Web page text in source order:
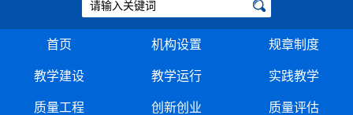
首页 机构设置 规章制度
教学建设 教学运行 实践教学
质量工程 创新创业 质量评估